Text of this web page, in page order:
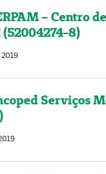
– Centro
8)
2019
Serviços